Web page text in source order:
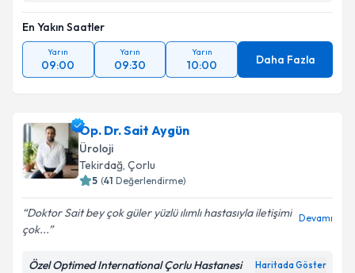
En Yakın Saatler
Yarın
09:00
Yarın
09:30
Yarın
10:00 Daha Fazla
Op. Dr. Sait Aygün
Üroloji
Tekirdağ, Çorlu
5 (41 Değerlendirme)
Doktor Sait bey çok güler yüzlü ılımlı hastasıyla iletişimi
çok...
Devamı
Özel Optimed International Çorlu Hastanesi Haritada Göster